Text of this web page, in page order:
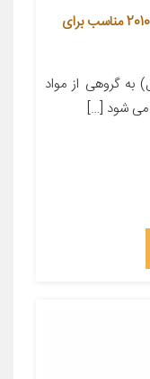
فیلتر کربن فعال کابین خودرو مدل 2016-2010 مناسب برای
به گروهی از مواد
می شود […]